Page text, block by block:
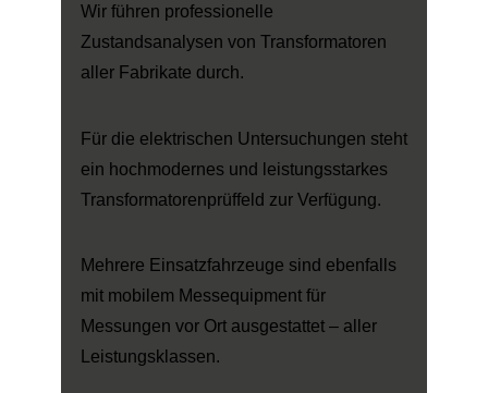
Wir führen professionelle
Zustandsanalysen von Transformatoren
aller Fabrikate durch.
Für die elektrischen Untersuchungen steht
ein hochmodernes und leistungsstarkes
Transformatorenprüffeld zur Verfügung.
Mehrere Einsatzfahrzeuge sind ebenfalls
mit mobilem Messequipment für
Messungen vor Ort ausgestattet – aller
Leistungsklassen.